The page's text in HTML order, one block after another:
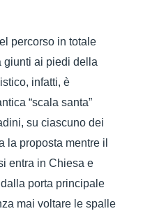
percorso in totale
giunti ai piedi della
infatti, è
“scala santa”
su ciascuno dei
la proposta mentre il
entra in Chiesa e
porta principale
mai voltare le spalle